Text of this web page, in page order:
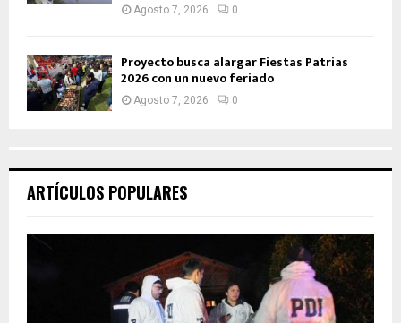
Agosto 7, 2026 0
Proyecto busca alargar Fiestas Patrias
2026 con un nuevo feriado
Agosto 7, 2026 0
ARTÍCULOS POPULARES